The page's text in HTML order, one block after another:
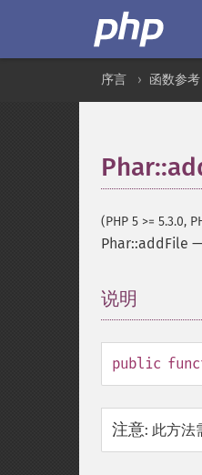
序言 函数参考
(PHP 5 >= 5.3.0,
Phar::addFile —
说明
public
注意: 此方法